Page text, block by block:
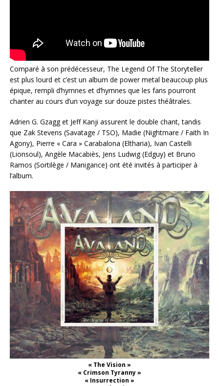
Comparé à son prédécesseur, The Legend Of The Storyteller
est plus lourd et c’est un album de power metal beaucoup plus
épique, rempli d’hymnes et d’hymnes que les fans pourront
chanter au cours d’un voyage sur douze pistes théâtrales.
Adrien G. Gzagg et Jeff Kanji assurent le double chant, tandis
que Zak Stevens (Savatage / TSO), Madie (Nightmare / Faith In
Agony), Pierre « Cara » Carabalona (Eltharia), Ivan Castelli
(Lionsoul), Angèle Macabiès, Jens Ludwig (Edguy) et Bruno
Ramos (Sortilège / Manigance) ont été invités à participer à
l’album.
« The Vision »
« Crimson Tyranny »
« Insurrection »